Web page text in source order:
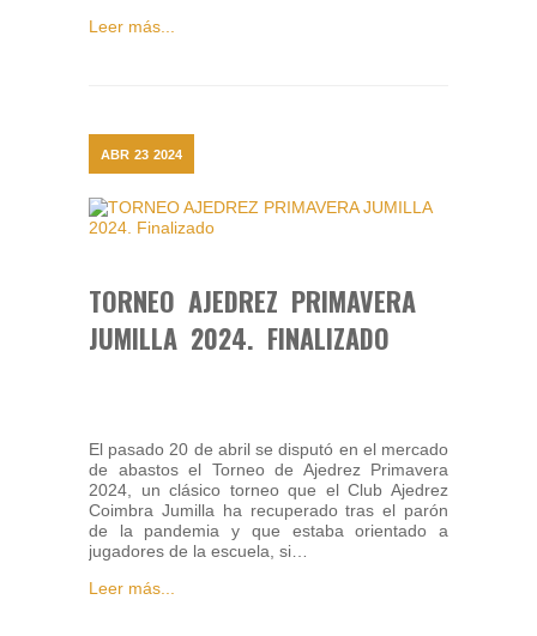
Leer más...
ABR 23 2024
TORNEO AJEDREZ PRIMAVERA
JUMILLA 2024. FINALIZADO
El pasado 20 de abril se disputó en el mercado
de abastos el Torneo de Ajedrez Primavera
2024, un clásico torneo que el Club Ajedrez
Coimbra Jumilla ha recuperado tras el parón
de la pandemia y que estaba orientado a
jugadores de la escuela, si…
Leer más...